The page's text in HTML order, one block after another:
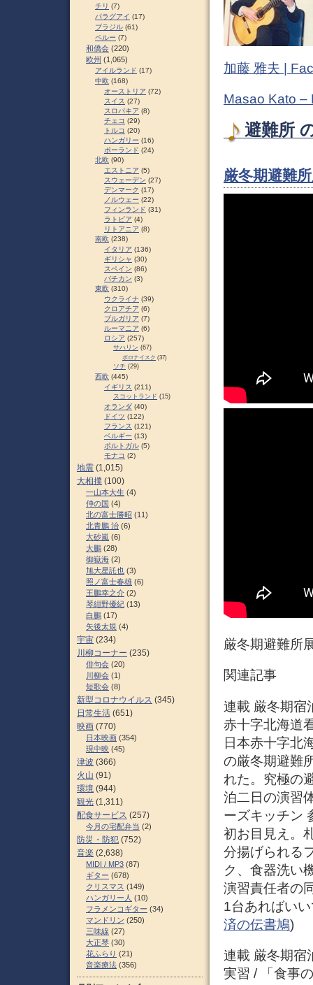
加藤 雅夫 |
Masao Kato –
避難所
厳冬期避難
厳冬期避難所
関連記事
連載 厳冬期宿
赤十字北海道
日本赤十字北
の厳冬期避難
れた。究極の
泊二日の演習
ーズキッチン
初お目見え。
分揚げられる
ク、食器洗い
演習責任者の
1台あればい
済の伝書鳩)
連載 厳冬期宿
実習 / 「食事
チリ (7)
パラグアイ (17)
ブラジル (61)
ペルー (7)
和僑会 (220)
欧州 (1,065)
アイルランド (17)
中欧 (168)
オーストリア (72)
スイス (27)
スロパキア (8)
チェコ (29)
トルコ (20)
ハンガリー (16)
ポーランド (24)
北欧 (90)
エストニア (5)
スウェーデン (27)
デンマーク (17)
ノルウェー (22)
フィンランド (31)
ラトビア (4)
リトアニア (8)
南欧 (238)
イタリア (136)
ギリシャ (30)
スペイン (86)
バチカン (3)
東欧 (310)
ウクライナ (39)
クロアチア (6)
ブルガリア (7)
ルーマニア (6)
ロシア (257)
サハリン (67)
ポロナイスク (37)
ソチ (29)
西欧 (445)
イギリス (211)
スコットランド (15)
オランダ (40)
ドイツ (122)
フランス (121)
ベルギー (13)
ポルトガル (5)
モナコ (2)
地震 (1,015)
大相撲 (100)
一山本大生 (4)
仲の国 (4)
北の富士勝昭 (11)
北青鵬 治 (6)
大砂嵐 (6)
大鵬 (28)
御嶽海 (2)
旭大星託也 (3)
照ノ富士春雄 (6)
王鵬幸之介 (2)
琴紺野優紀 (13)
白鵬 (17)
矢後太規 (4)
宇宙 (234)
川柳コーナー (235)
俳句会 (20)
川柳会 (1)
短歌会 (8)
新型コロナウイルス (345)
日常生活 (651)
映画 (770)
日本映画 (354)
現中映 (45)
津波 (366)
火山 (91)
環境 (944)
観光 (1,311)
配食サービス (257)
今月の宅配弁当 (2)
防災・防犯 (752)
音楽 (2,638)
MIDI / MP3 (87)
ギター (678)
クリスマス (149)
ハンガリー人 (10)
フラメンコギター (34)
マンドリン (250)
三味線 (27)
大正琴 (30)
花ふらり (21)
音楽療法 (356)